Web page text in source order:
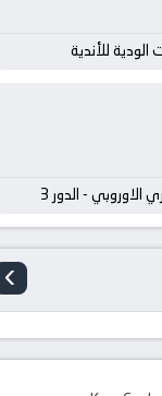
الودية للأندية
الاوروبي - الدور 3
›